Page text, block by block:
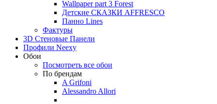
Wallpaper part 3 Forest
Детские СКАЗКИ AFFRESCO
Панно Lines
Фактуры
3D Стеновые Панели
Профили Neexy
Обои
Посмотреть все обои
По брендам
A Grifoni
Alessandro Allori